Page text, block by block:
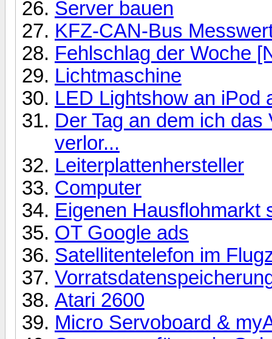
Server bauen
KFZ-CAN-Bus
Fehlschlag der Woche
Lichtmaschine
LED Lightshow an iPod
Der Tag an dem ich
verlor...
Leiterplattenhersteller
Computer
Eigenen Hausflohmarkt
OT Google ads
Satellitentelefon im
Atari 2600
Micro Servoboard &